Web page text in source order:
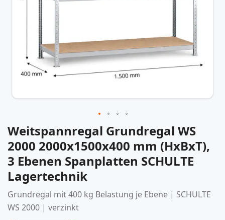
Zum
Anfang
der
Bildergalerie
springen
Weitspannregal Grundregal WS
2000 2000x1500x400 mm (HxBxT),
3 Ebenen Spanplatten SCHULTE
Lagertechnik
Grundregal mit 400 kg Belastung je Ebene | SCHULTE
WS 2000 | verzinkt